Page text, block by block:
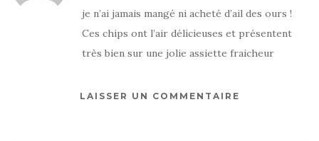
je n’ai jamais mangé ni acheté d’ail des ours !
Ces chips ont l’air délicieuses et présentent
très bien sur une jolie assiette fraicheur
LAISSER UN COMMENTAIRE